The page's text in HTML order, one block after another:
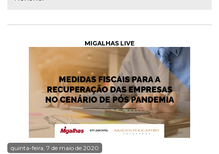
MIGALHAS LIVE
quinta-feira, 7 de maio de 2020